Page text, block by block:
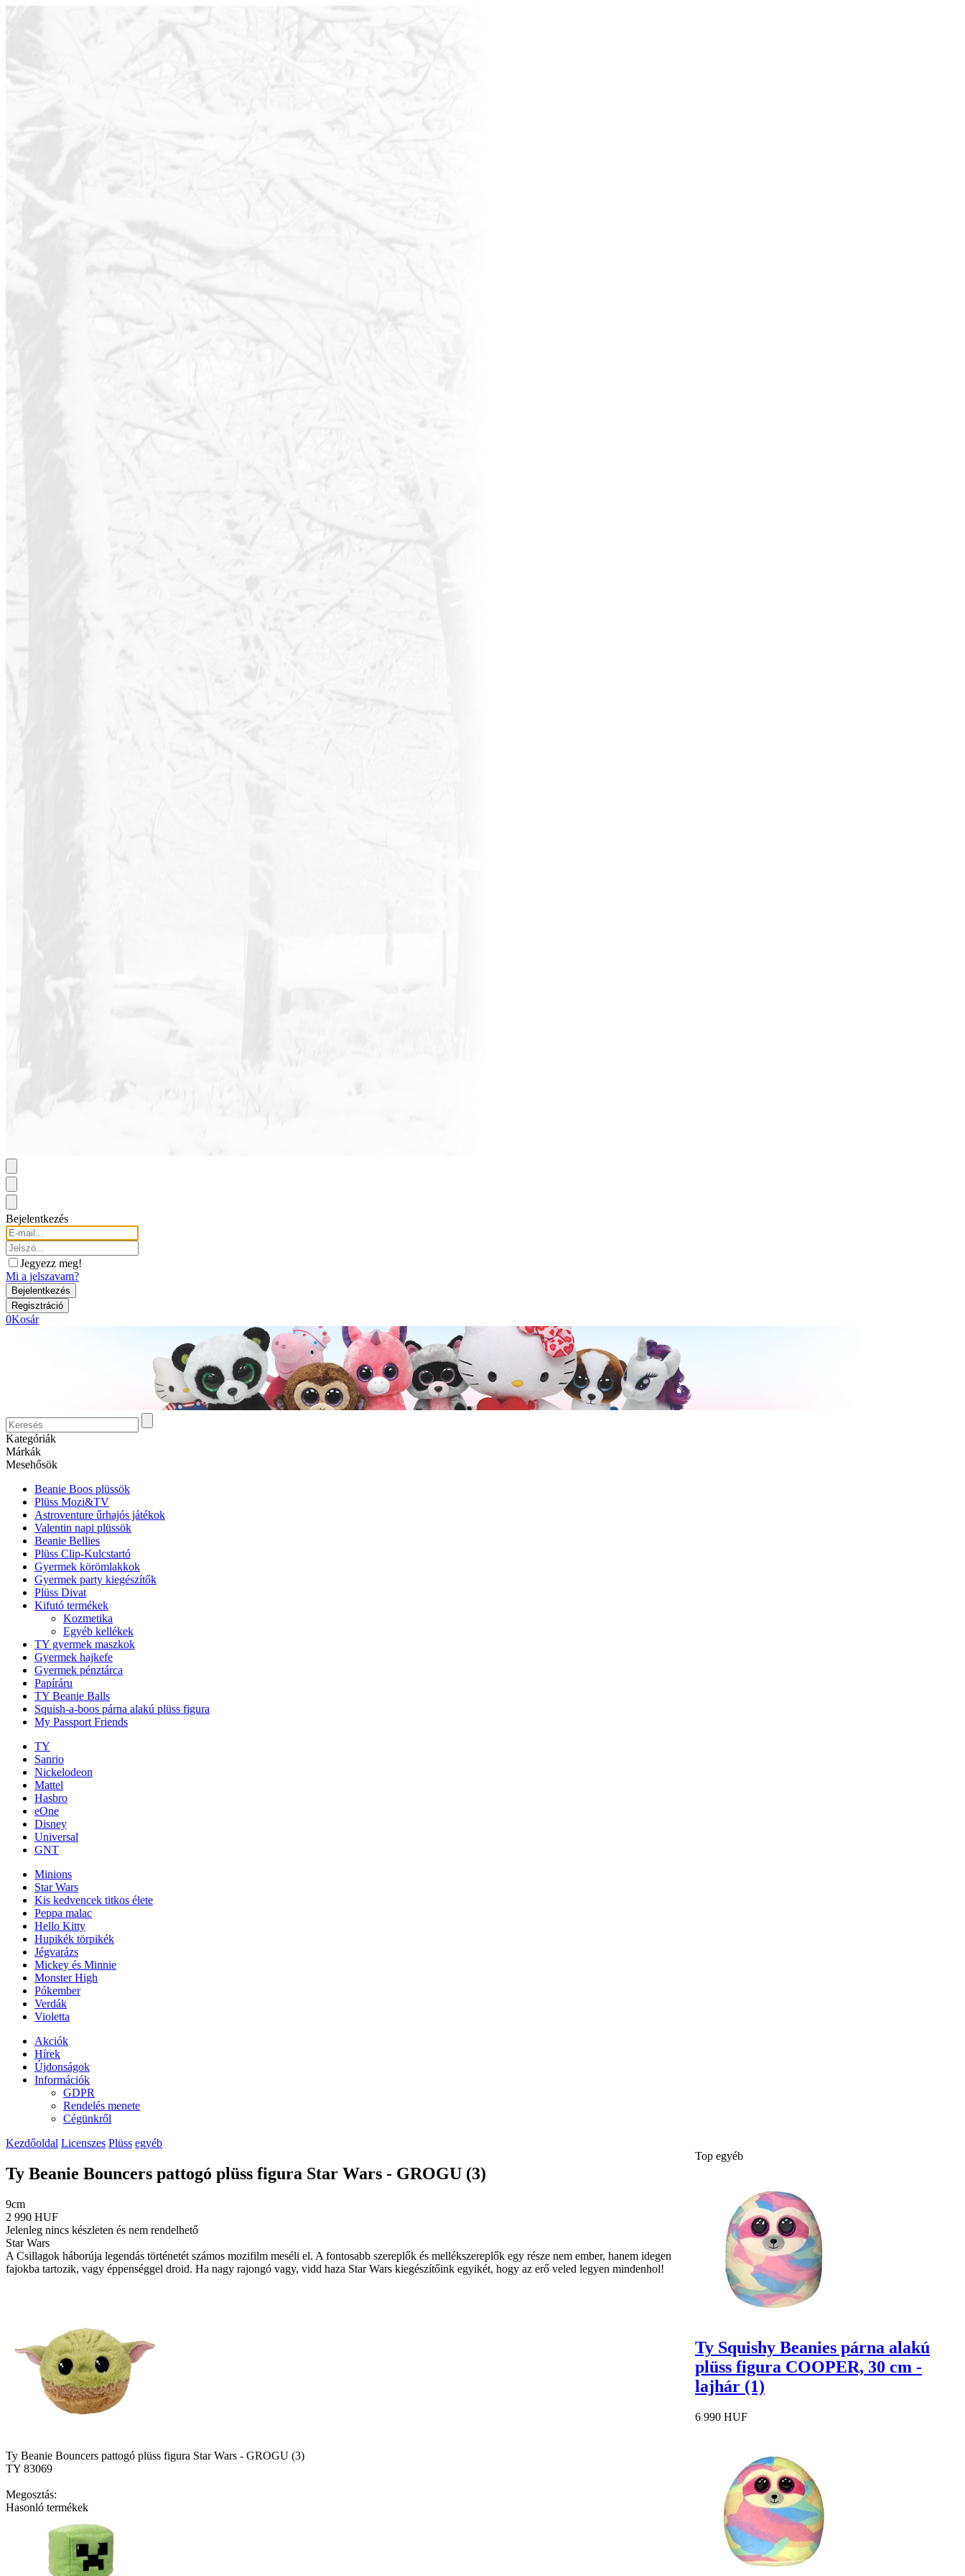
Bejelentkezés
Jegyezz meg!
Mi a jelszavam?
0Kosár
Kategóriák
Márkák
Mesehősök
Beanie Boos plüssök
Plüss Mozi&TV
Astroventure űrhajós játékok
Valentin napi plüssök
Beanie Bellies
Plüss Clip-Kulcstartó
Gyermek körömlakkok
Gyermek party kiegészítők
Plüss Divat
Kifutó termékek
Kozmetika
Egyéb kellékek
TY gyermek maszkok
Gyermek hajkefe
Gyermek pénztárca
Papíráru
TY Beanie Balls
Squish-a-boos párna alakú plüss figura
My Passport Friends
TY
Sanrio
Nickelodeon
Mattel
Hasbro
eOne
Disney
Universal
GNT
Minions
Star Wars
Kis kedvencek titkos élete
Peppa malac
Hello Kitty
Hupikék törpikék
Jégvarázs
Mickey és Minnie
Monster High
Pókember
Verdák
Violetta
Akciók
Hírek
Újdonságok
Információk
GDPR
Rendelés menete
Cégünkről
Kezdőoldal Licenszes Plüss egyéb
Ty Beanie Bouncers pattogó plüss figura Star Wars - GROGU (3)
9cm
2 990 HUF
Jelenleg nincs készleten és nem rendelhető
Star Wars
A Csillagok háborúja legendás történetét számos mozifilm meséli el. A fontosabb szereplők és mellékszereplők egy része nem ember, hanem idegen
fajokba tartozik, vagy éppenséggel droid. Ha nagy rajongó vagy, vidd haza Star Wars kiegészítőink egyikét, hogy az erő veled legyen mindenhol!
Ty Beanie Bouncers pattogó plüss figura Star Wars - GROGU (3)
TY 83069
Megosztás:
Hasonló termékek
Top egyéb
Ty Squishy Beanies párna alakú
plüss figura COOPER, 30 cm -
lajhár (1)
6 990 HUF